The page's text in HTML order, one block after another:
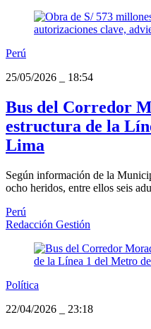
Perú
25/05/2026
18:54
Bus del Corredor
estructura de la
Lima
Según información de la
ocho heridos, entre ellos seis
Perú
Redacción Gestión
Política
22/04/2026
23:18